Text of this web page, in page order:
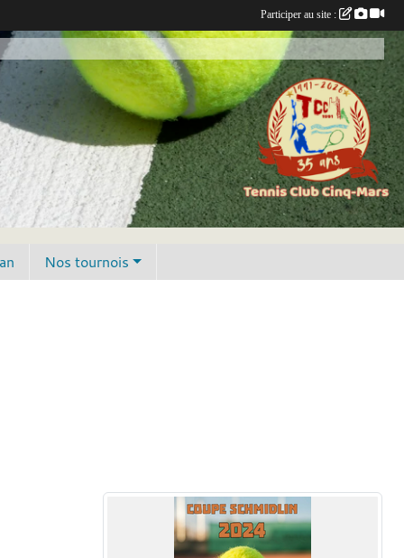
Nos tournois
Participer au site :